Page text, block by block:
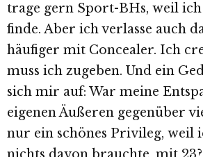
trage gern Sport-BHs, weil
finde. Aber ich verlasse auch
häufiger mit Concealer. Ich
muss ich zugeben. Und ein
sich mir auf: War meine
eigenen Äußeren gegenüber
nur ein schönes Privileg, weil